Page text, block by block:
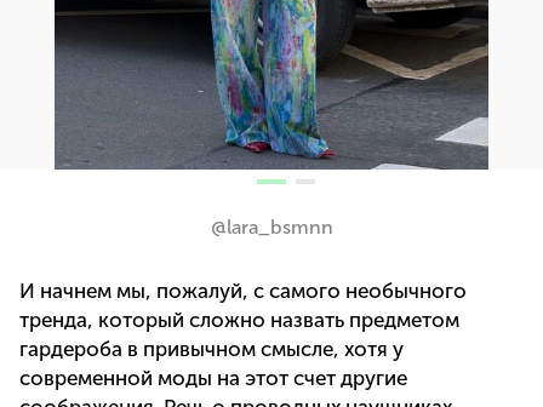
@lara_bsmnn
И начнем мы, пожалуй, с самого необычного
тренда, который сложно назвать предметом
гардероба в привычном смысле, хотя у
современной моды на этот счет другие